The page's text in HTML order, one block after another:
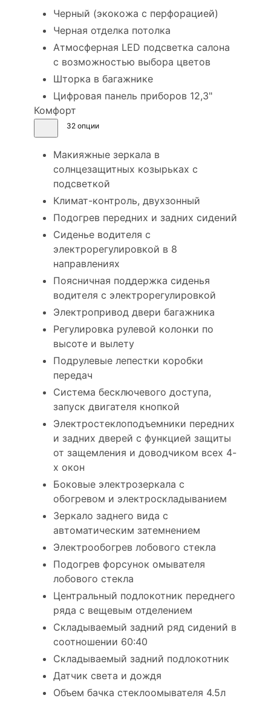
Черный (экокожа с перфорацией)
Черная отделка потолка
Атмосферная LED подсветка салона
с возможностью выбора цветов
Шторка в багажнике
Цифровая панель приборов 12,3"
Комфорт
32 опции
Макияжные зеркала в
солнцезащитных козырьках с
подсветкой
Климат-контроль, двухзонный
Подогрев передних и задних сидений
Сиденье водителя с
электрорегулировкой в 8
направлениях
Поясничная поддержка сиденья
водителя с электрорегулировкой
Электропривод двери багажника
Регулировка рулевой колонки по
высоте и вылету
Подрулевые лепестки коробки
передач
Система бесключевого доступа,
запуск двигателя кнопкой
Электростеклоподъемники передних
и задних дверей с функцией защиты
от защемления и доводчиком всех 4-
х окон
Боковые электрозеркала с
обогревом и электроскладыванием
Зеркало заднего вида с
автоматическим затемнением
Электрообогрев лобового стекла
Подогрев форсунок омывателя
лобового стекла
Центральный подлокотник переднего
ряда с вещевым отделением
Складываемый задний ряд сидений в
соотношении 60:40
Складываемый задний подлокотник
Датчик света и дождя
Объем бачка стеклоомывателя 4.5л